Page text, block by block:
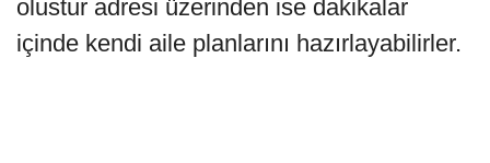
olustur adresi üzerinden ise dakikalar
içinde kendi aile planlarını hazırlayabilirler.